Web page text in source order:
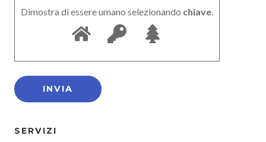
Dimostra di essere umano selezionando chiave.
SERVIZI